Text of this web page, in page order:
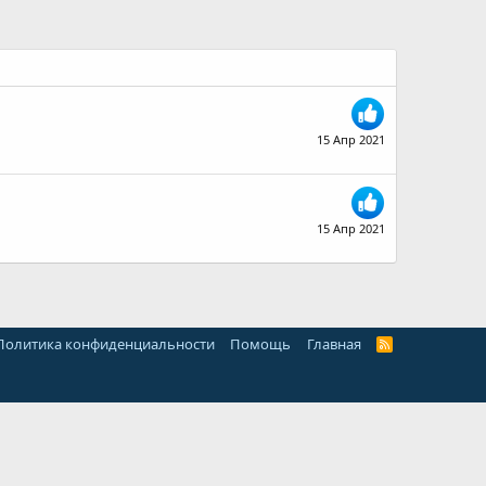
15 Апр 2021
15 Апр 2021
конфиденциальности Помощь Главная
R